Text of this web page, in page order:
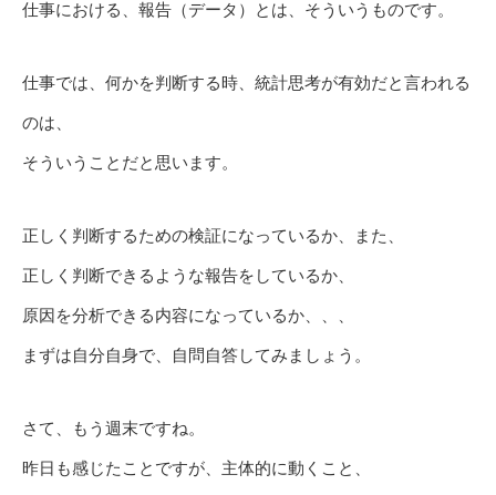
仕事における、報告（データ）とは、そういうものです。
仕事では、何かを判断する時、統計思考が有効だと言われる
のは、
そういうことだと思います。
正しく判断するための検証になっているか、また、
正しく判断できるような報告をしているか、
原因を分析できる内容になっているか、、、
まずは自分自身で、自問自答してみましょう。
さて、もう週末ですね。
昨日も感じたことですが、主体的に動くこと、